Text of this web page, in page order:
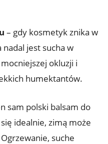
– gdy kosmetyk znika w
jest sucha w
okluzji i
humektantów.
sam polski balsam do
idealnie, zimą może
suche